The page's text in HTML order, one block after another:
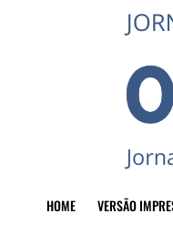
HOME VERSÃO